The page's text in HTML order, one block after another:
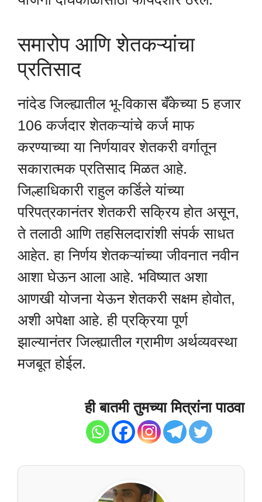
समारोप आणि शेतकऱ्यांचा
प्रतिसाद
नांदेड जिल्ह्यातील भू-विकास बँकेच्या 5 हजार
106 कर्जदार शेतकऱ्यांचे कर्ज माफ
करण्याच्या या निर्णयावर शेतकरी वर्गातून
सकारात्मक प्रतिसाद मिळत आहे.
जिल्हाधिकारी राहुल कर्डिले यांच्या
परिपत्रकानंतर शेतकरी सक्रिय होत असून,
ते तलाठी आणि तहसिलदारांशी संपर्क साधत
आहेत. हा निर्णय शेतकऱ्यांच्या जीवनात नवीन
आशा घेऊन आला आहे. भविष्यात अशा
आणखी योजना येऊन शेतकरी सक्षम होवोत,
अशी अपेक्षा आहे. ही प्रक्रिया पूर्ण
झाल्यानंतर जिल्ह्यातील ग्रामीण अर्थव्यवस्था
मजबूत होईल.
ही बातमी तुमच्या मित्रांना पाठवा